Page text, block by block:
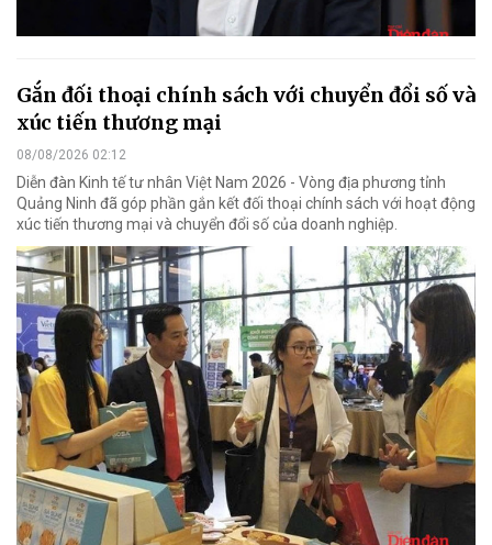
Gắn đối thoại chính sách với chuyển đổi số và
xúc tiến thương mại
08/08/2026 02:12
Diễn đàn Kinh tế tư nhân Việt Nam 2026 - Vòng địa phương tỉnh
Quảng Ninh đã góp phần gắn kết đối thoại chính sách với hoạt động
xúc tiến thương mại và chuyển đổi số của doanh nghiệp.